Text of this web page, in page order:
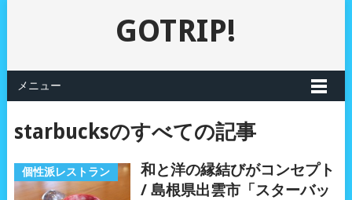
GOTRIP!
メニュー
starbucksのすべての記事
個性派レストラン
和と洋の縁結びがコンセプト
/ 島根県出雲市「スターバッ